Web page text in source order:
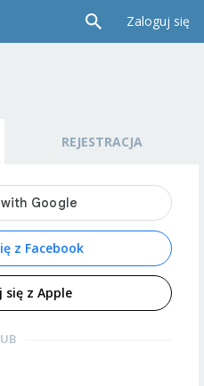
Zaloguj się
REJESTRACJA
z Facebook
się z Apple